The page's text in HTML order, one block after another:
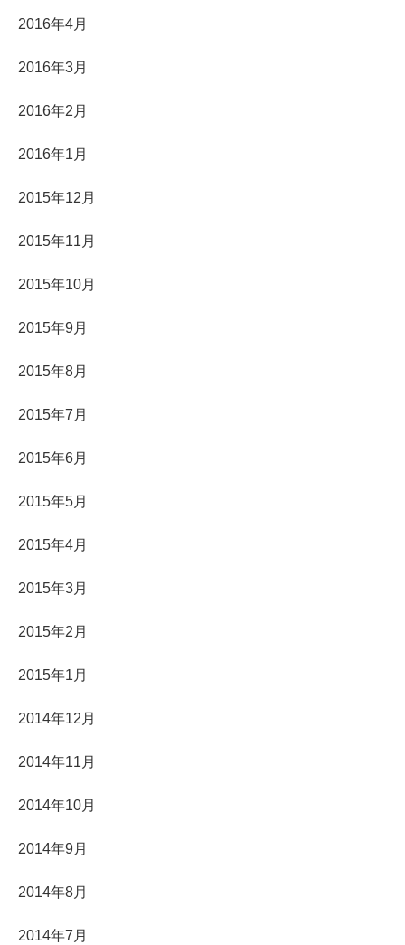
2016年4月
2016年3月
2016年2月
2016年1月
2015年12月
2015年11月
2015年10月
2015年9月
2015年8月
2015年7月
2015年6月
2015年5月
2015年4月
2015年3月
2015年2月
2015年1月
2014年12月
2014年11月
2014年10月
2014年9月
2014年8月
2014年7月